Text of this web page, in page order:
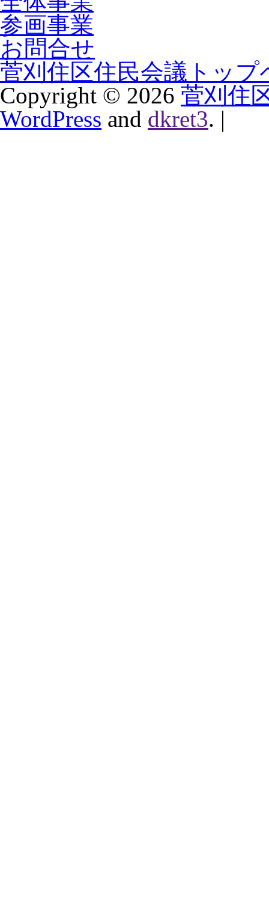
参画事業
お問合せ
菅刈住区住民会議トップ
Copyright © 2026 菅刈住
WordPress and dkret3. |